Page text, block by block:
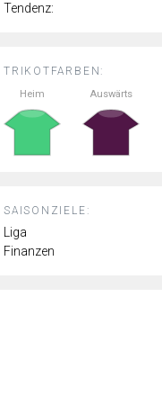
TRIKOTFARBEN:
Heim Auswärts
SAISONZIELE:
Liga
Finanzen
Tendenz: